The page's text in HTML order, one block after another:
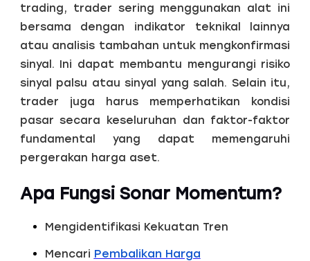
trading, trader sering menggunakan alat ini
bersama dengan indikator teknikal lainnya
atau analisis tambahan untuk mengkonfirmasi
sinyal. Ini dapat membantu mengurangi risiko
sinyal palsu atau sinyal yang salah. Selain itu,
trader juga harus memperhatikan kondisi
pasar secara keseluruhan dan faktor-faktor
fundamental yang dapat memengaruhi
pergerakan harga aset.
Apa Fungsi Sonar Momentum?
Mengidentifikasi Kekuatan Tren
Mencari Pembalikan Harga